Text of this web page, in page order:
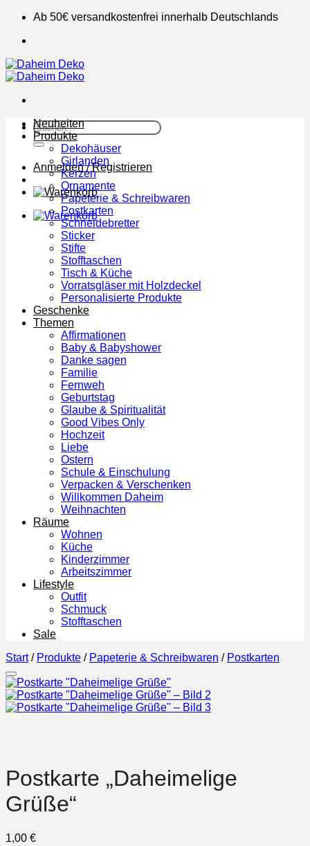
Zum
springen
Ab 50€ versandkostenfrei innerhalb Deutschlands
Suchen
nach:
Anmelden / Registrieren
Neuheiten
Produkte
Dekohäuser
Girlanden
Kerzen
Ornamente
Papeterie & Schreibwaren
Postkarten
Schneidebretter
Sticker
Stifte
Stofftaschen
Tisch & Küche
Vorratsgläser mit Holzdeckel
Personalisierte Produkte
Geschenke
Themen
Affirmationen
Baby & Babyshower
Danke sagen
Familie
Fernweh
Geburtstag
Glaube & Spiritualität
Good Vibes Only
Hochzeit
Liebe
Ostern
Schule & Einschulung
Verpacken & Verschenken
Willkommen Daheim
Weihnachten
Räume
Wohnen
Küche
Kinderzimmer
Arbeitszimmer
Lifestyle
Outfit
Schmuck
Stofftaschen
Sale
Start / Produkte / Papeterie & Schreibwaren / Postkarten
Postkarte „Daheimelige
Grüße“
1,00 €